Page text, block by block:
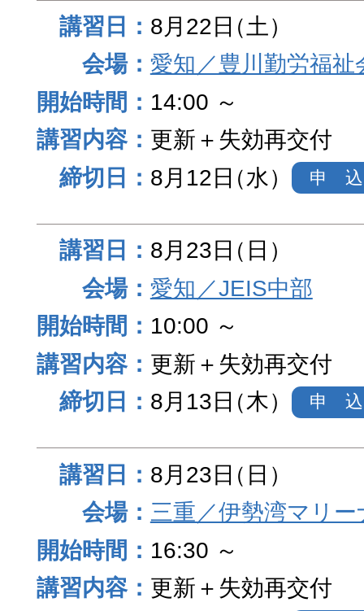
8月22日（土）
愛知／豊川勤労福祉
14:00 ～
更新＋失効再交付
8月12日（水） 申 込
8月23日（日）
愛知／JEIS中部
10:00 ～
更新＋失効再交付
8月13日（木） 申 込
8月23日（日）
三重／伊勢湾マリー
16:30 ～
更新＋失効再交付